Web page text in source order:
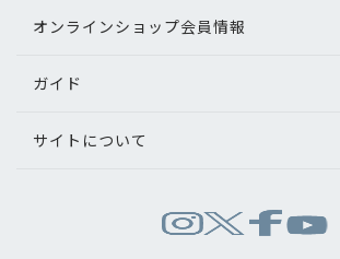
採用情報
補聴器
グッズ・小物
メガネの不具合、修理について
補聴器に関するアフターサービス
店舗検索
オンラインショップ会員情報
ログイン
ガイド
オンラインショップご利用ガイド
サイトについて